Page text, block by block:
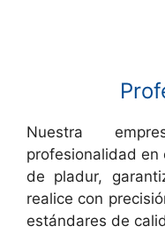
Nuestra
profesionalidad
de pladur,
realice con
estándares de